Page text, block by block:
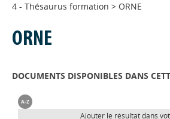
4 - Thésaurus formation > ORNE
ORNE
DOCUMENTS DISPONIBLES DANS
Ajouter le résultat dans